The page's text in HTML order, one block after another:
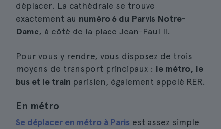
déplacer. La cathédrale se trouve
exactement au numéro 6 du Parvis Notre-
Dame, à côté de la place Jean-Paul II.
Pour vous y rendre, vous disposez de trois
moyens de transport principaux : le métro, le
bus et le train parisien, également appelé RER.
En métro
Se déplacer en métro à Paris est assez simple